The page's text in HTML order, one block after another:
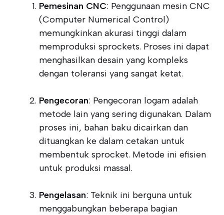
Pemesinan CNC: Penggunaan mesin CNC
(Computer Numerical Control)
memungkinkan akurasi tinggi dalam
memproduksi sprockets. Proses ini dapat
menghasilkan desain yang kompleks
dengan toleransi yang sangat ketat.
Pengecoran: Pengecoran logam adalah
metode lain yang sering digunakan. Dalam
proses ini, bahan baku dicairkan dan
dituangkan ke dalam cetakan untuk
membentuk sprocket. Metode ini efisien
untuk produksi massal.
Pengelasan: Teknik ini berguna untuk
menggabungkan beberapa bagian